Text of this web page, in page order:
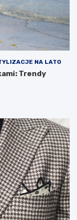
NA LATO
Trendy